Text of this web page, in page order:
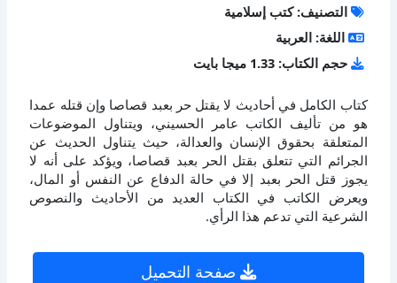
التصنيف: كتب إسلامية
اللغة: العربية
حجم الكتاب: 1.33 ميجا بايت
كتاب الكامل في أحاديث لا يقتل حر بعبد قصاصا وإن قتله عمدا
هو من تأليف الكاتب عامر الحسيني، ويتناول الموضوعات
المتعلقة بحقوق الإنسان والعدالة، حيث يتناول الحديث عن
الجرائم التي تتعلق بقتل الحر بعبد قصاصا، ويؤكد على أنه لا
يجوز قتل الحر بعبد إلا في حالة الدفاع عن النفس أو المال،
ويعرض الكاتب في الكتاب العديد من الأحاديث والنصوص
الشرعية التي تدعم هذا الرأي.
صفحة التحميل